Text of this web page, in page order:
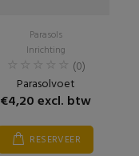
Parasols
Inrichting
(0)
Parasolvoet
€4,20 excl. btw
RESERVEER